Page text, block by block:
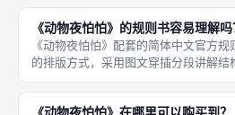
略，无扩展本体基础盒就能支撑数十
游门店长
《动物夜怕怕》的规则书容易理解吗
《动物夜怕怕》配套的简体中文官方
的排版方式，采用图文穿插分段讲解
票、计分四阶段顺序依次拆解规则，
特殊判定都搭配对局示例插图，逻辑